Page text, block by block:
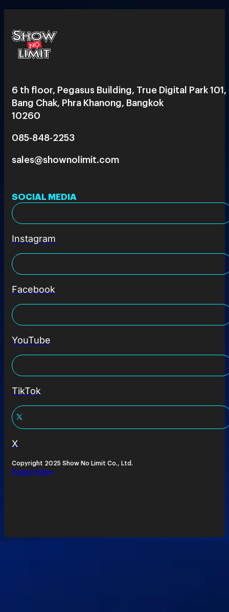
6 th floor, Pegasus Building, True Digital Park 101,
Bang Chak, Phra Khanong, Bangkok
10260
085-848-2253
sales@shownolimit.com
SOCIAL MEDIA
Instagram
Facebook
YouTube
TikTok
X
Copyright 2025 Show No Limit Co., Ltd.
Privacy Policy